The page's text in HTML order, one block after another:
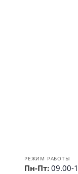
РЕЖИМ РАБОТЫ
Пн-Пт: 09.00-